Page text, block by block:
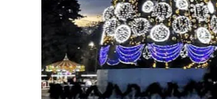
ПОЛІЦІЯ ПОЛТАВЩИНИ
ЛЮДМИЛУ ТИМЧЕНКО